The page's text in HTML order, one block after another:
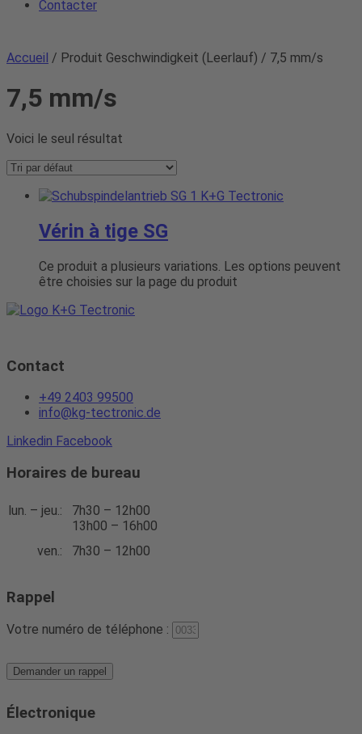
Contacter
Accueil / Produit Geschwindigkeit (Leerlauf) / 7,5 mm/s
7,5 mm/s
Voici le seul résultat
Vérin à tige SG
Ce produit a plusieurs variations. Les options peuvent
être choisies sur la page du produit
Contact
+49 2403 99500
info@kg-tectronic.de
Linkedin Facebook
Horaires de bureau
lun. – jeu.:
7h30 – 12h00
13h00 – 16h00
ven.:
7h30 – 12h00
Rappel
Votre numéro de téléphone :
Demander un rappel
Électronique